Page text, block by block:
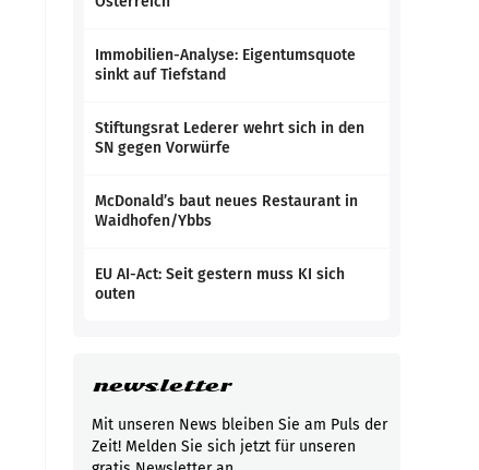
Immobilien-Analyse: Eigentumsquote
sinkt auf Tiefstand
Stiftungsrat Lederer wehrt sich in den
SN gegen Vorwürfe
McDonald’s baut neues Restaurant in
Waidhofen/Ybbs
EU AI-Act: Seit gestern muss KI sich
outen
newsletter
Mit unseren News bleiben Sie am Puls der
Zeit! Melden Sie sich jetzt für unseren